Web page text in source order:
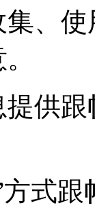
、
提供
方式